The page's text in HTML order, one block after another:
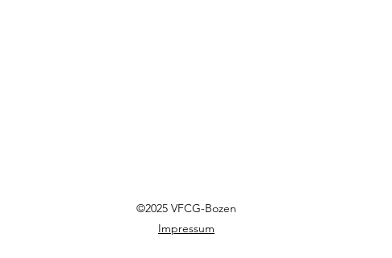
©2025 VFCG-Bozen
Impressum